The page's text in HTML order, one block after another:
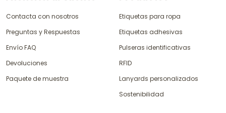
Contacta con nosotros
Preguntas y Respuestas
Envío FAQ
Devoluciones
Paquete de muestra
Etiquetas para ropa
Etiquetas adhesivas
Pulseras identificativas
RFID
Lanyards personalizados
Sostenibilidad